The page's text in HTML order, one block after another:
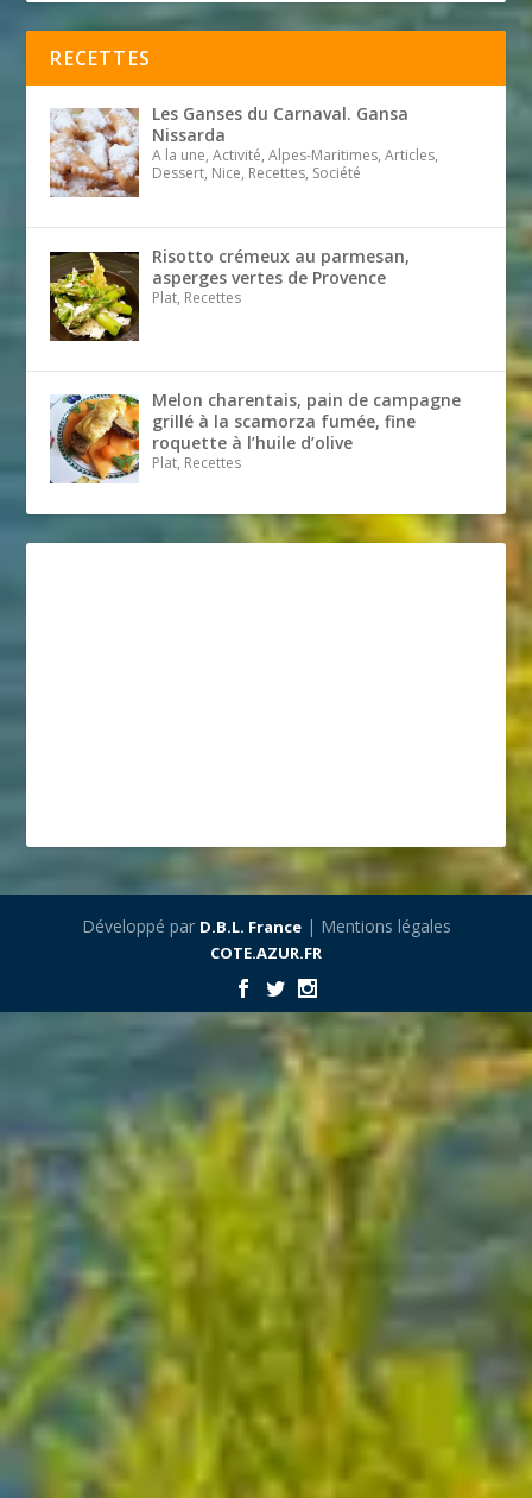
RECETTES
Les Ganses du Carnaval. Gansa
Nissarda
A la une, Activité, Alpes-Maritimes, Articles,
Dessert, Nice, Recettes, Société
Risotto crémeux au parmesan,
asperges vertes de Provence
Plat, Recettes
Melon charentais, pain de campagne
grillé à la scamorza fumée, fine
roquette à l’huile d’olive
Plat, Recettes
Développé par D.B.L. France| Mentions légales
COTE.AZUR.FR